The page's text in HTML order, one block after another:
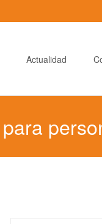
Actualidad